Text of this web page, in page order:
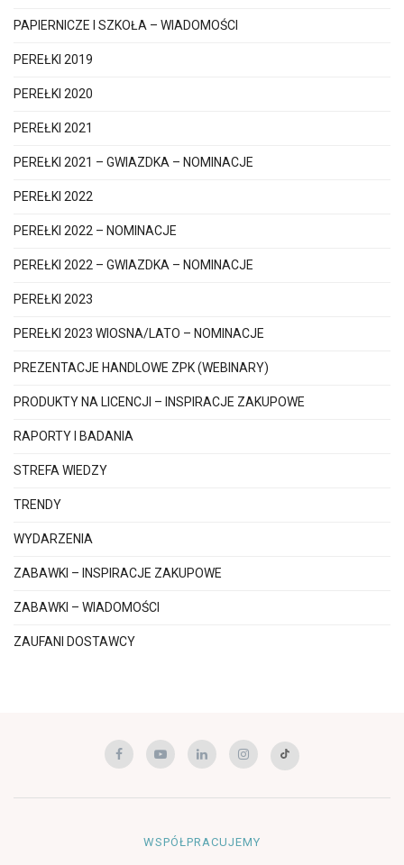
PAPIERNICZE I SZKOŁA – WIADOMOŚCI
PEREŁKI 2019
PEREŁKI 2020
PEREŁKI 2021
PEREŁKI 2021 – GWIAZDKA – NOMINACJE
PEREŁKI 2022
PEREŁKI 2022 – NOMINACJE
PEREŁKI 2022 – GWIAZDKA – NOMINACJE
PEREŁKI 2023
PEREŁKI 2023 WIOSNA/LATO – NOMINACJE
PREZENTACJE HANDLOWE ZPK (WEBINARY)
PRODUKTY NA LICENCJI – INSPIRACJE ZAKUPOWE
RAPORTY I BADANIA
STREFA WIEDZY
TRENDY
WYDARZENIA
ZABAWKI – INSPIRACJE ZAKUPOWE
ZABAWKI – WIADOMOŚCI
ZAUFANI DOSTAWCY
WSPÓŁPRACUJEMY